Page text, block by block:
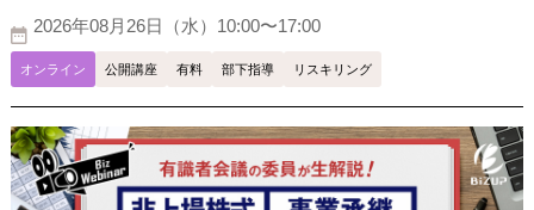
2026年08月26日（水）10:00〜17:00
オンライン 公開講座 有料 部下指導 リスキリング